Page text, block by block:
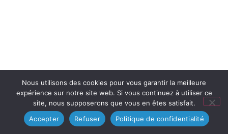
Nous utilisons des cookies pour vous garantir la meilleure
expérience sur notre site web. Si vous continuez à utiliser ce
site, nous supposerons que vous en êtes satisfait.
Accepter
Refuser Politique de confidentialité